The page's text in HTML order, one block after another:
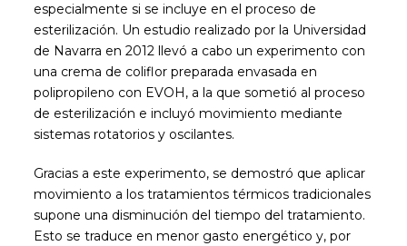
especialmente si se incluye en el proceso de
esterilización. Un estudio realizado por la Universidad
de Navarra en 2012 llevó a cabo un experimento con
una crema de coliflor preparada envasada en
polipropileno con EVOH, a la que sometió al proceso
de esterilización e incluyó movimiento mediante
sistemas rotatorios y oscilantes.
Gracias a este experimento, se demostró que aplicar
movimiento a los tratamientos térmicos tradicionales
supone una disminución del tiempo del tratamiento.
Esto se traduce en menor gasto energético y, por